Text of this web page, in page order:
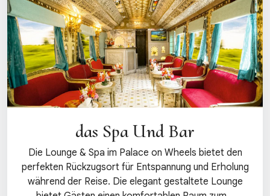
das Spa Und Bar
Die Lounge & Spa im Palace on Wheels bietet den
perfekten Rückzugsort für Entspannung und Erholung
während der Reise. Die elegant gestaltete Lounge